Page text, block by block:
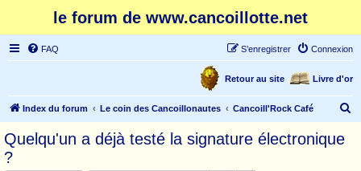
le forum de www.cancoillotte.net
FAQ Connexion
S’enregistrer
Livre d'or
Retour au site
Index du forum Le coin des Cancoillonautes Cancoill'Rock Café
Quelqu'un a déjà testé la signature électronique
?